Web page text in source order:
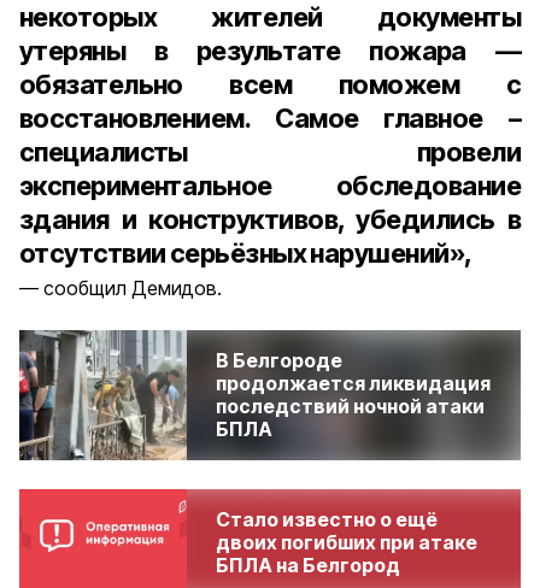
некоторых жителей документы
утеряны в результате пожара —
обязательно всем поможем с
восстановлением. Самое главное –
специалисты провели
экспериментальное обследование
здания и конструктивов, убедились в
отсутствии серьёзных нарушений»,
сообщил Демидов.
В Белгороде
продолжается ликвидация
последствий ночной атаки
БПЛА
Стало известно о ещё
двоих погибших при атаке
БПЛА на Белгород